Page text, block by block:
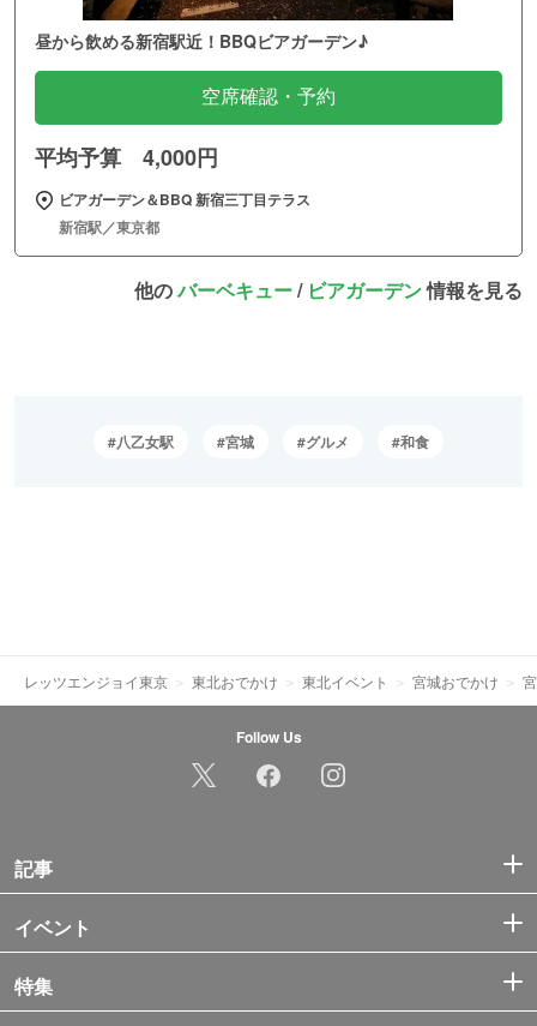
昼から飲める新宿駅近！BBQビアガーデン♪
空席確認・予約
平均予算 4,000円
ビアガーデン＆BBQ 新宿三丁目テラス
新宿駅／東京都
他のバーベキュー/ ビアガーデン情報を見る
八乙女駅 宮城 グルメ 和食
レッツエンジョイ東京 東北おでかけ 東北イベント 宮城おでかけ
Follow Us
記事
イベント
特集